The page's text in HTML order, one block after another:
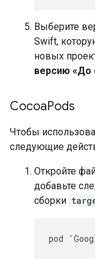
Выберите
Swift,
новых
версию «До
CocoaPods
Чтобы
следующие
Откройте
добавьте
сборки
pod